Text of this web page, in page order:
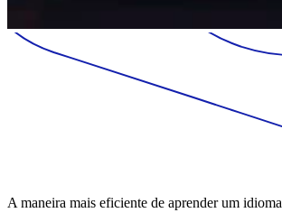
A maneira mais eficiente de aprender um idioma